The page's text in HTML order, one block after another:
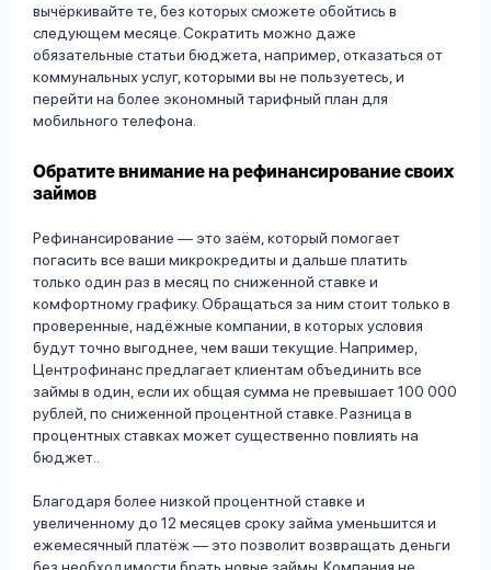
вычёркивайте те, без которых сможете обойтись в
следующем месяце. Сократить можно даже
обязательные статьи бюджета, например, отказаться от
коммунальных услуг, которыми вы не пользуетесь, и
перейти на более экономный тарифный план для
мобильного телефона.
Обратите внимание на рефинансирование своих
займов
Рефинансирование — это заём, который помогает
погасить все ваши микрокредиты и дальше платить
только один раз в месяц по сниженной ставке и
комфортному графику. Обращаться за ним стоит только в
проверенные, надёжные компании, в которых условия
будут точно выгоднее, чем ваши текущие. Например,
Центрофинанс предлагает клиентам объединить все
займы в один, если их общая сумма не превышает 100 000
рублей, по сниженной процентной ставке. Разница в
процентных ставках может существенно повлиять на
бюджет..
Благодаря более низкой процентной ставке и
увеличенному до 12 месяцев сроку займа уменьшится и
ежемесячный платёж — это позволит возвращать деньги